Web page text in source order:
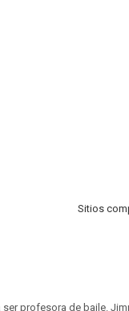
Sitios
profesora de baile.